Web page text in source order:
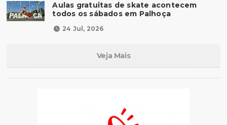
Aulas gratuitas de skate acontecem
todos os sábados em Palhoça
24 Jul, 2026
Veja Mais